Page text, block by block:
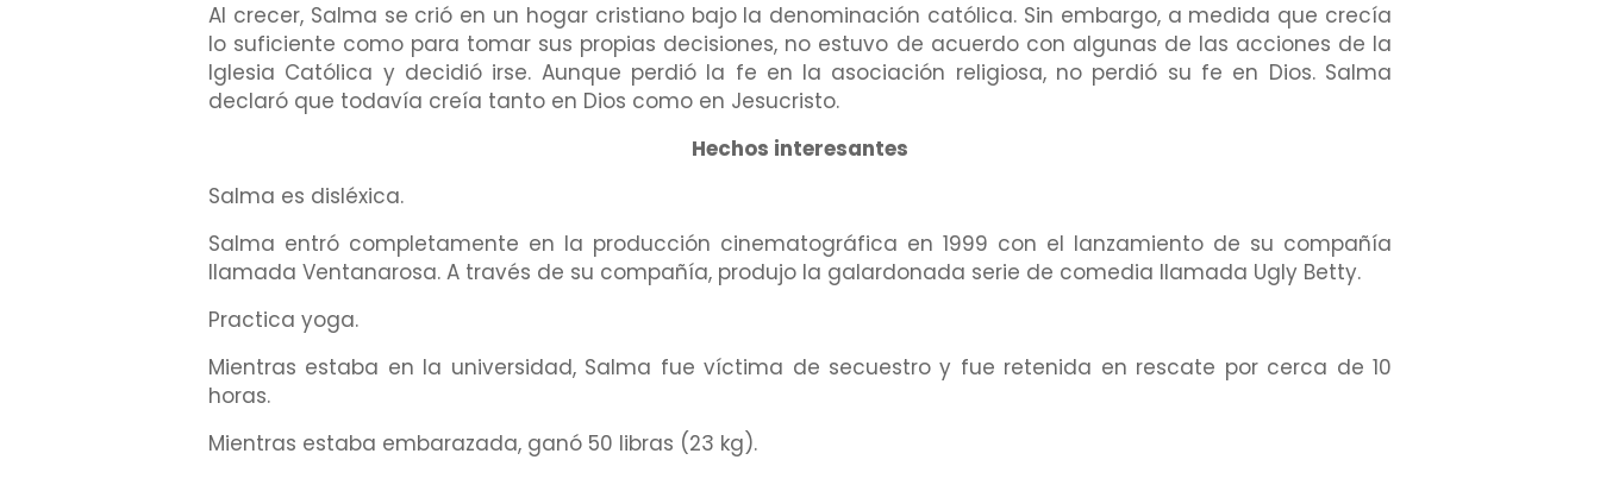
Al crecer, Salma se crió en un hogar cristiano bajo la denominación católica. Sin embargo, a medida que crecía
lo suficiente como para tomar sus propias decisiones, no estuvo de acuerdo con algunas de las acciones de la
Iglesia Católica y decidió irse. Aunque perdió la fe en la asociación religiosa, no perdió su fe en Dios. Salma
declaró que todavía creía tanto en Dios como en Jesucristo.
Hechos interesantes
Salma es disléxica.
Salma entró completamente en la producción cinematográfica en 1999 con el lanzamiento de su compañía
llamada Ventanarosa. A través de su compañía, produjo la galardonada serie de comedia llamada Ugly Betty.
Practica yoga.
Mientras estaba en la universidad, Salma fue víctima de secuestro y fue retenida en rescate por cerca de 10
horas.
Mientras estaba embarazada, ganó 50 libras (23 kg).